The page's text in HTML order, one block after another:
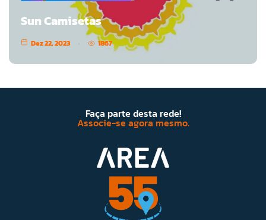
Sun Camisetas
Dez 22, 2023 1867
Faça parte desta rede!
Associe-se agora mesmo.